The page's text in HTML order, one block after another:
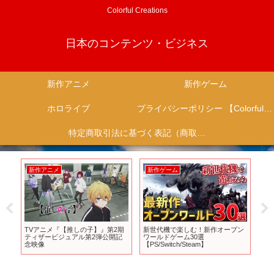
Colorful Creations
日本のコンテンツ・ビジネス
新作アニメ 新作ゲーム
ホロライブ プライバシーポリシー 【Colorful Creation】
特定商取引法に基づく表記（商取引に関する開示）
新作アニメ
TVアニメ『【推しの子】』第2期
ティザービジュアル第2弾公開記
念映像
新作ゲーム
新世代機で楽しむ！新作オープン
ワールドゲーム30選
【PS/Switch/Steam】